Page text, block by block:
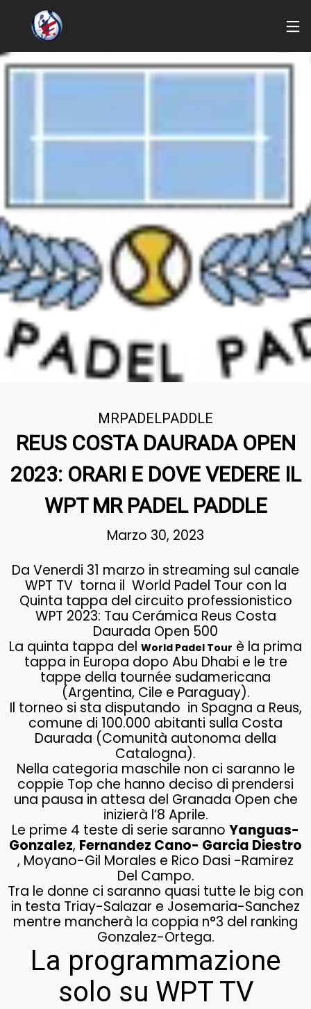
MRPADELPADDLE
REUS COSTA DAURADA OPEN
2023: ORARI E DOVE VEDERE IL
WPT MR PADEL PADDLE
Marzo 30, 2023
Da Venerdi 31 marzo in streaming sul canale
WPT TV torna il World Padel Tour con la
Quinta tappa del circuito professionistico
WPT 2023: Tau Cerámica Reus Costa
Daurada Open 500
La quinta tappa del World Padel Tour è la prima
tappa in Europa dopo Abu Dhabi e le tre
tappe della tournée sudamericana
(Argentina, Cile e Paraguay).
Il torneo si sta disputando in Spagna a Reus,
comune di 100.000 abitanti sulla Costa
Daurada (Comunità autonoma della
Catalogna).
Nella categoria maschile non ci saranno le
coppie Top che hanno deciso di prendersi
una pausa in attesa del Granada Open che
inizierà l’8 Aprile.
Le prime 4 teste di serie saranno Yanguas-
Gonzalez, Fernandez Cano- Garcia Diestro
, Moyano-Gil Morales e Rico Dasi -Ramirez
Del Campo.
Tra le donne ci saranno quasi tutte le big con
in testa Triay-Salazar e Josemaria-Sanchez
mentre mancherà la coppia n°3 del ranking
Gonzalez-Ortega.
La programmazione
solo su WPT TV